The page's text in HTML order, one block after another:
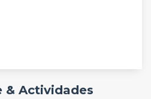
& Actividades